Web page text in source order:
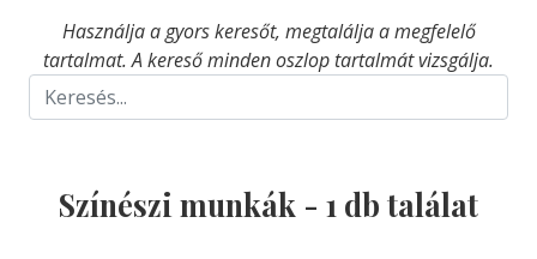
Használja a gyors keresőt, megtalálja a megfelelő
tartalmat. A kereső minden oszlop tartalmát vizsgálja.
Színészi munkák - 1 db találat